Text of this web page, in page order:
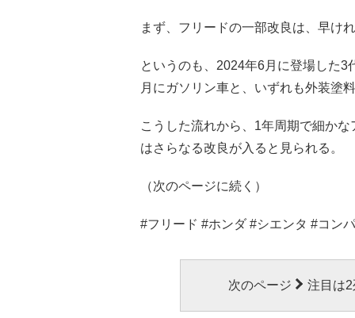
まず、フリードの一部改良は、早け
というのも、2024年6月に登場した3
月にガソリン車と、いずれも外装塗
こうした流れから、1年周期で細か
はさらなる改良が入ると見られる。
（次のページに続く）
#フリード #ホンダ #シエンタ #コン
次のページ 注目は2